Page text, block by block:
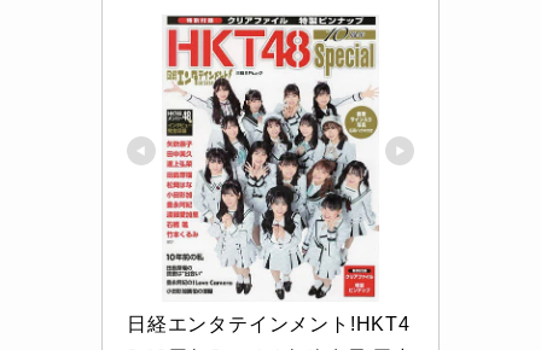
日経エンタテインメント!HKT4